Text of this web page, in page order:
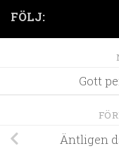
FÖLJ:
Gott
Äntligen